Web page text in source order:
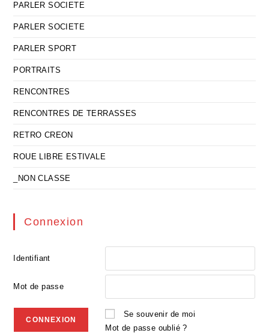
PARLER SOCIETE
PARLER SOCIETE
PARLER SPORT
PORTRAITS
RENCONTRES
RENCONTRES DE TERRASSES
RETRO CREON
ROUE LIBRE ESTIVALE
_NON CLASSE
Connexion
Identifiant
Mot de passe
Se souvenir de moi
Mot de passe oublié ?